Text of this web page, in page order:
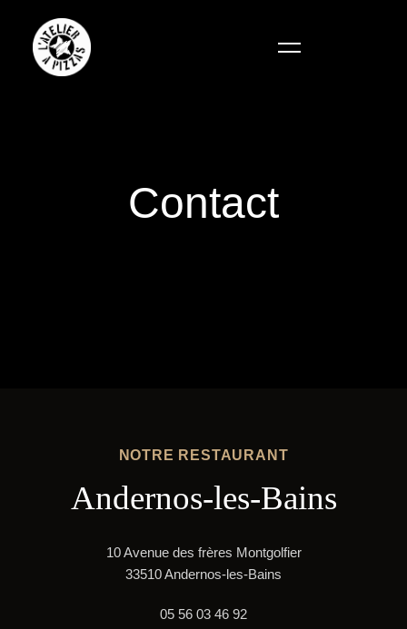
Contact
NOTRE RESTAURANT
Andernos-les-Bains
10 Avenue des frères Montgolfier
33510 Andernos-les-Bains
05 56 03 46 92